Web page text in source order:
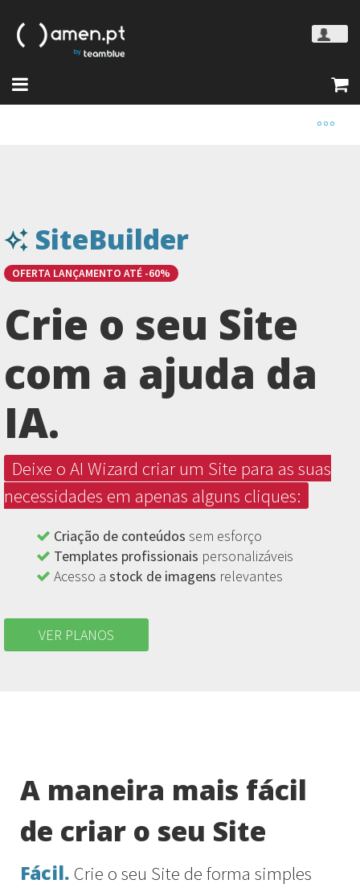
SiteBuilder
OFERTA LANÇAMENTO ATÉ -60%
Crie o seu Site
com a ajuda da
IA.
Deixe o AI Wizard criar um Site para as suas
necessidades em apenas alguns cliques:
Criação de conteúdos sem esforço
Templates profissionais personalizáveis
Acesso a stock de imagens relevantes
VER PLANOS
A maneira mais fácil
de criar o seu Site
Fácil. Crie o seu Site de forma simples